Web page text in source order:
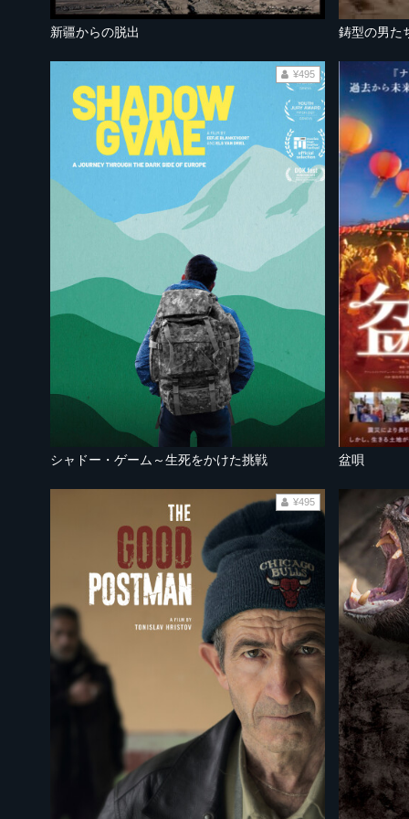
新疆からの脱出 鋳型の男た
シャドー・ゲーム～生死をかけた挑戦
¥495
盆唄
¥495